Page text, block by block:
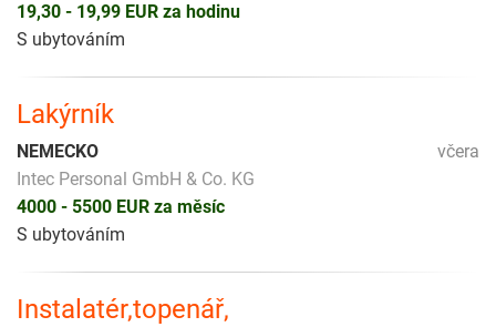
19,30 - 19,99 EUR za hodinu
S ubytováním
Lakýrník
včera
NEMECKO
Intec Personal GmbH & Co. KG
4000 - 5500 EUR za měsíc
S ubytováním
Instalatér,topenář,